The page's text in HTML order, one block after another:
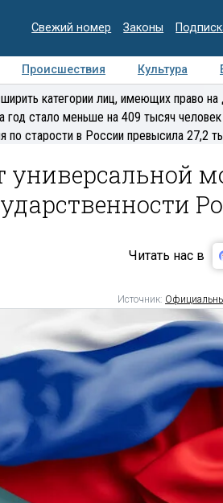
Свежий номер Законы
Происшествия Культура
Интервью
категории лиц, имеющих право на
год стало меньше на 409 тысяч человек
по старости в России превысила 27,2
универсальной
Читать нас в
Источник: